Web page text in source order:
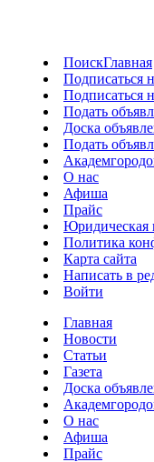
ПоискГлавная
Подписаться
Подписаться
Подать
Доска
Подать
О нас
Афиша
Прайс
Юридическая
Политика
Карта сайта
Написать в
Войти
Главная
Новости
Статьи
Газета
Доска
О нас
Афиша
Прайс